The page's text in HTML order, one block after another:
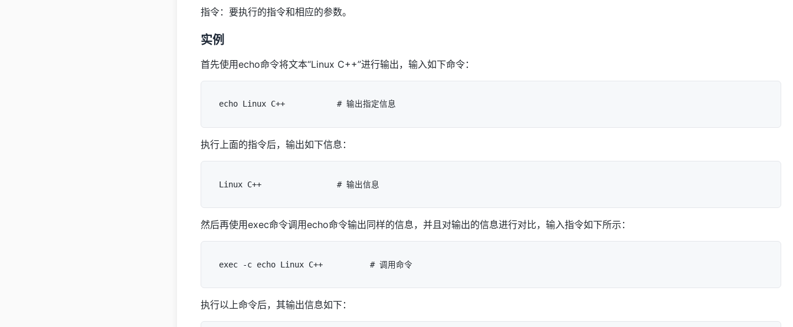
指令：要执行的指令和相应的参数。
实例
首先使用echo命令将文本“Linux C++”进行输出，输入如下命令：
执行上面的指令后，输出如下信息：
然后再使用exec命令调用echo命令输出同样的信息，并且对输出的信息进行对比，输入指令如下所示：
执行以上命令后，其输出信息如下：